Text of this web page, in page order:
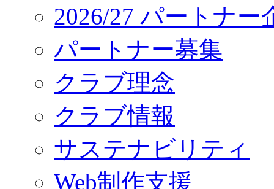
2026/27 パートナー
パートナー募集
クラブ理念
クラブ情報
サステナビリティ
Web制作支援